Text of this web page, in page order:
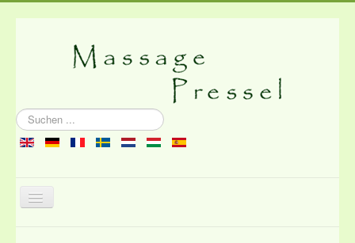
Suchen
...
Navigation